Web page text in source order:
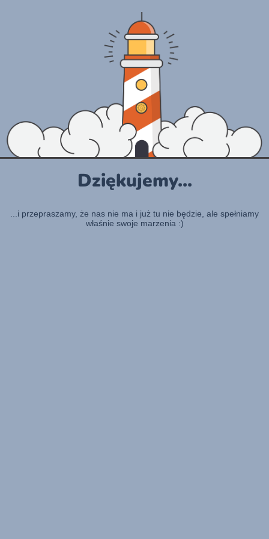
Dziękujemy...
...i przepraszamy, że nas nie ma i już tu nie będzie, ale spełniamy
właśnie swoje marzenia :)